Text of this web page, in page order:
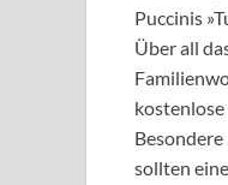
Puccinis
Über all
kostenlose
sollten